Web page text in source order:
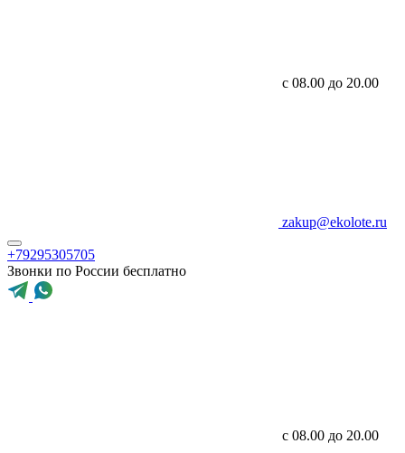
с 08.00 до 20.00
zakup@ekolote.ru
+79295305705
Звонки по России бесплатно
с 08.00 до 20.00